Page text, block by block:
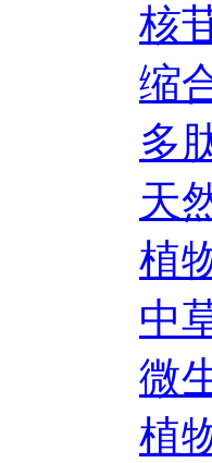
核
缩
多
天
植
中
微
植